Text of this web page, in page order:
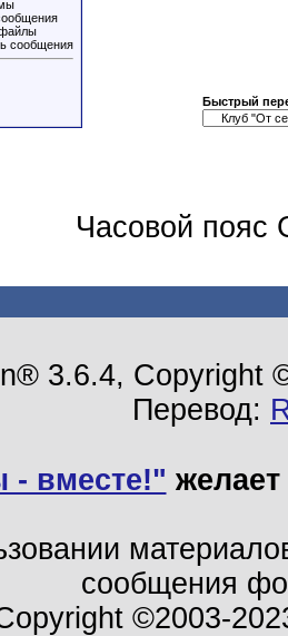
сообщения
Быстрый
Часовой пояс
3.6.4, Copyright
Перевод:
вместе!"
сообщения
©2003-